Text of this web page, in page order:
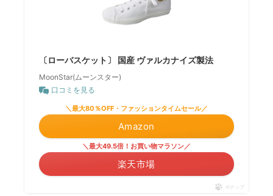
〔ローバスケット〕 国産 ヴァルカナイズ製法
MoonStar(ムーンスター)
口コミを見る
＼最大80％OFF・ファッションタイムセール／
Amazon
＼最大49.5倍！お買い物マラソン／
楽天市場
ポチップ